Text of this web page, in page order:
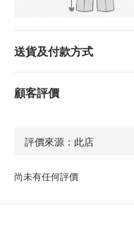
送貨及付款方式
顧客評價
尚未有任何評價